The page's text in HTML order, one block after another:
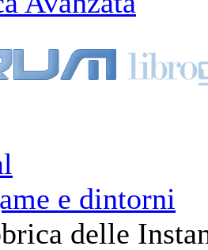
e dintorni
delle